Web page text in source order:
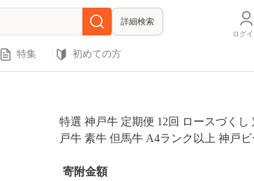
詳細検索
ログ
特集 初めての方
特選 神戸牛 定期便 12回 ロースづくし
戸牛 素牛 但馬牛 A4ランク以上 神戸
肉 ロース ヒレ サーロイン 旨い すき焼
寄附金額